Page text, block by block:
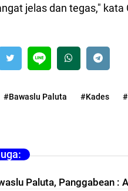
jelas dan tegas," kata
#Bawaslu Paluta #Kades
Paluta, Panggabean :